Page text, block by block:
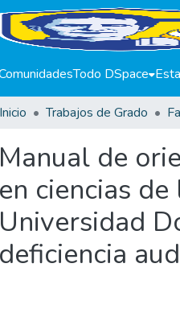
Todo DSpace
Inicio Trabajos de Grado
Manual de
en ciencias
Universidad
deficiencia